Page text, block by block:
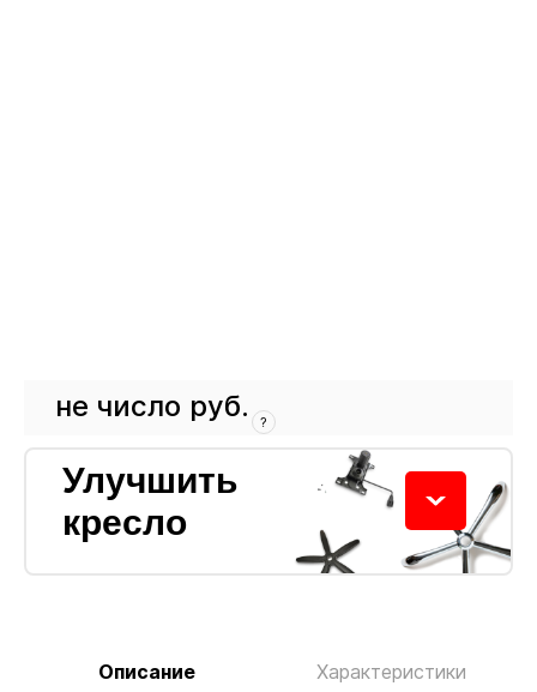
не число руб. ?
не число
Улучшить
кресло
Колёсики
Описание Характеристики